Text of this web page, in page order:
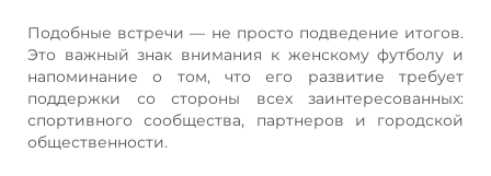
Подобные встречи — не просто подведение итогов.
Это важный знак внимания к женскому футболу и
напоминание о том, что его развитие требует
поддержки со стороны всех заинтересованных:
спортивного сообщества, партнеров и городской
общественности.